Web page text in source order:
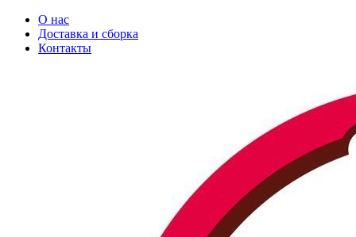
О нас
Доставка и сборка
Контакты